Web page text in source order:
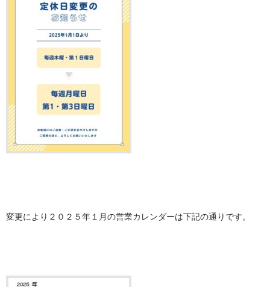
変更により２０２５年１月の営業カレンダーは下記の通りです。